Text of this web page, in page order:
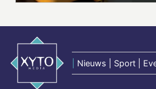
Nieuws | Sport |